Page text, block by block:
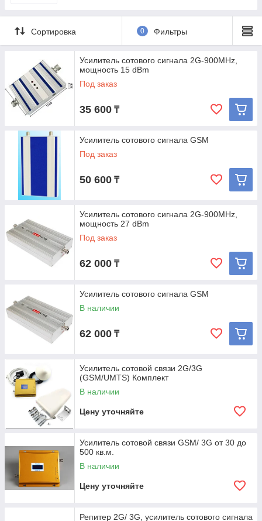
Сортировка 0 Фильтры
Усилитель сотового сигнала 2G-900MHz,
мощность 15 dBm
Под заказ
35 600 ₸
Усилитель сотового сигнала GSM
Под заказ
50 600 ₸
Усилитель сотового сигнала 2G-900MHz,
мощность 27 dBm
Под заказ
62 000 ₸
Усилитель сотового сигнала GSM
В наличии
62 000 ₸
Усилитель сотовой связи 2G/3G
(GSM/UMTS) Комплект
В наличии
Цену уточняйте
Усилитель сотовой связи GSM/ 3G от 30 до
500 кв.м.
В наличии
Цену уточняйте
Репитер 2G/ 3G, усилитель сотового сигнала